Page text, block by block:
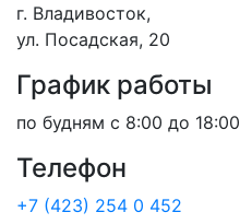
г. Владивосток,
ул. Посадская, 20
График работы
по будням с 8:00 до 18:00
Телефон
+7 (423) 254 0 452